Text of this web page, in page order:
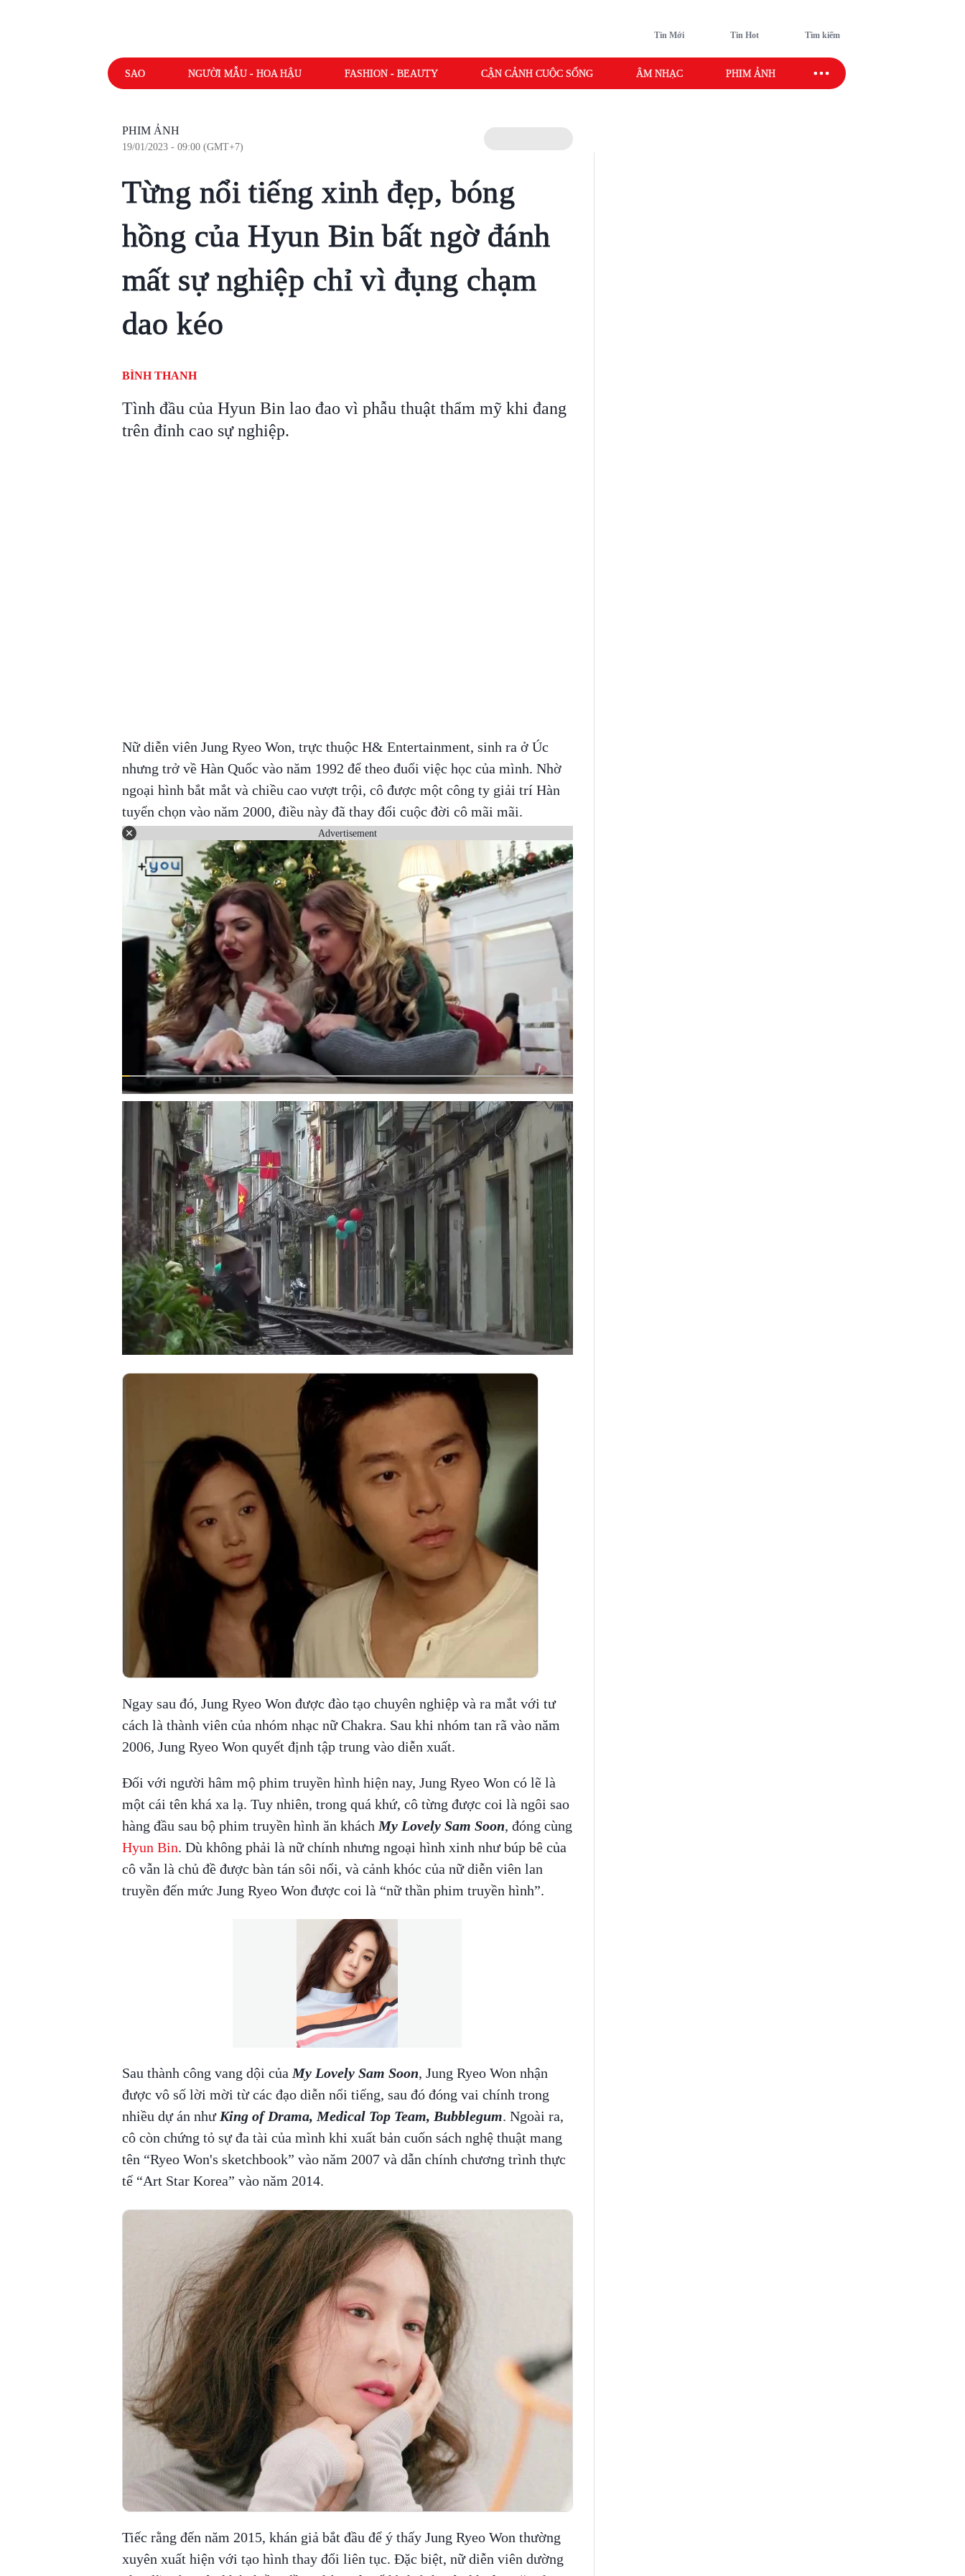
Tin Mới Tin Hot Tìm kiếm
SAO NGƯỜI MẪU - HOA HẬU FASHION - BEAUTY CẬN CẢNH CUỘC SỐNG ÂM NHẠC PHIM ẢNH SAO SPORT
PHIM ẢNH
19/01/2023 - 09:00 (GMT+7)
Từng nổi tiếng xinh đẹp, bóng
hồng của Hyun Bin bất ngờ đánh
mất sự nghiệp chỉ vì đụng chạm
dao kéo
BÌNH THANH
Tình đầu của Hyun Bin lao đao vì phẫu thuật thẩm mỹ khi đang
trên đỉnh cao sự nghiệp.
Nữ diễn viên Jung Ryeo Won, trực thuộc H& Entertainment, sinh ra ở Úc
nhưng trở về Hàn Quốc vào năm 1992 để theo đuổi việc học của mình. Nhờ
ngoại hình bắt mắt và chiều cao vượt trội, cô được một công ty giải trí Hàn
tuyển chọn vào năm 2000, điều này đã thay đổi cuộc đời cô mãi mãi.
Advertisement
Ngay sau đó, Jung Ryeo Won được đào tạo chuyên nghiệp và ra mắt với tư
cách là thành viên của nhóm nhạc nữ Chakra. Sau khi nhóm tan rã vào năm
2006, Jung Ryeo Won quyết định tập trung vào diễn xuất.
Đối với người hâm mộ phim truyền hình hiện nay, Jung Ryeo Won có lẽ là
một cái tên khá xa lạ. Tuy nhiên, trong quá khứ, cô từng được coi là ngôi sao
hàng đầu sau bộ phim truyền hình ăn khách My Lovely Sam Soon, đóng cùng
Hyun Bin. Dù không phải là nữ chính nhưng ngoại hình xinh như búp bê của
cô vẫn là chủ đề được bàn tán sôi nổi, và cảnh khóc của nữ diễn viên lan
truyền đến mức Jung Ryeo Won được coi là “nữ thần phim truyền hình”.
Sau thành công vang dội của My Lovely Sam Soon, Jung Ryeo Won nhận
được vô số lời mời từ các đạo diễn nổi tiếng, sau đó đóng vai chính trong
nhiều dự án như King of Drama, Medical Top Team, Bubblegum. Ngoài ra,
cô còn chứng tỏ sự đa tài của mình khi xuất bản cuốn sách nghệ thuật mang
tên “Ryeo Won's sketchbook” vào năm 2007 và dẫn chính chương trình thực
tế “Art Star Korea” vào năm 2014.
Tiếc rằng đến năm 2015, khán giả bắt đầu để ý thấy Jung Ryeo Won thường
xuyên xuất hiện với tạo hình thay đổi liên tục. Đặc biệt, nữ diễn viên dường